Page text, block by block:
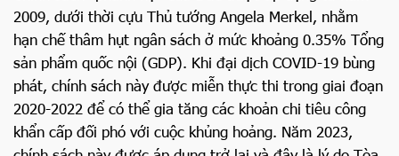
2009, dưới thời cựu Thủ tướng Angela Merkel, nhằm
hạn chế thâm hụt ngân sách ở mức khoảng 0.35% Tổng
sản phẩm quốc nội (GDP). Khi đại dịch COVID-19 bùng
phát, chính sách này được miễn thực thi trong giai đoạn
2020-2022 để có thể gia tăng các khoản chi tiêu công
khẩn cấp đối phó với cuộc khủng hoảng. Năm 2023,